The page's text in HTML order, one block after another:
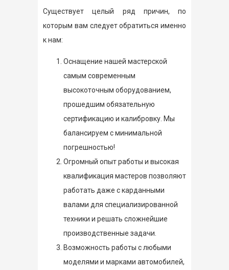
Существует целый ряд причин, по
которым вам следует обратиться именно
к нам:
Оснащение нашей мастерской
самым современным
высокоточным оборудованием,
прошедшим обязательную
сертификацию и калибровку. Мы
балансируем с минимальной
погрешностью!
Огромный опыт работы и высокая
квалификация мастеров позволяют
работать даже с карданными
валами для специализированной
техники и решать сложнейшие
производственные задачи.
Возможность работы с любыми
моделями и марками автомобилей,